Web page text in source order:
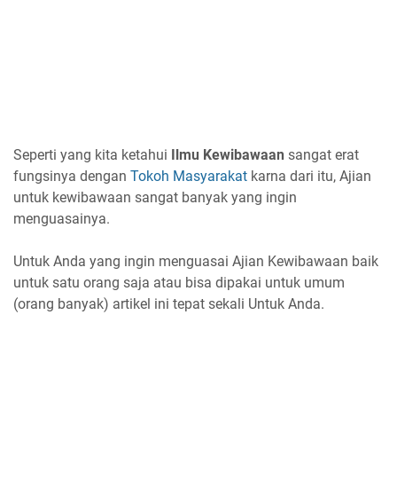
Seperti yang kita ketahui Ilmu Kewibawaan sangat erat
fungsinya dengan Tokoh Masyarakat karna dari itu, Ajian
untuk kewibawaan sangat banyak yang ingin
menguasainya.
Untuk Anda yang ingin menguasai Ajian Kewibawaan baik
untuk satu orang saja atau bisa dipakai untuk umum
(orang banyak) artikel ini tepat sekali Untuk Anda.